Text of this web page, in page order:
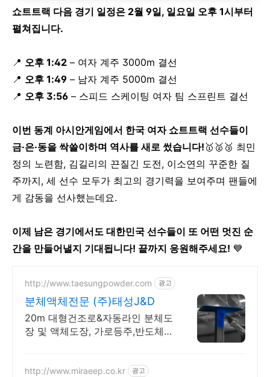
쇼트트랙 다음 경기 일정은 2월 9일, 일요일 오후 1시부터
펼쳐집니다.
📍 오후 1:42 – 여자 계주 3000m 결선
📍 오후 1:49 – 남자 계주 5000m 결선
📍 오후 3:56 – 스피드 스케이팅 여자 팀 스프린트 결선
이번 동계 아시안게임에서 한국 여자 쇼트트랙 선수들이
금·은·동을 싹쓸이하며 역사를 새로 썼습니다! 🥇🥈🥉 최민
정의 노련함, 김길리의 끈질긴 도전, 이소연의 꾸준한 질
주까지, 세 선수 모두가 최고의 경기력을 보여주며 팬들에
게 감동을 선사했는데요.
이제 남은 경기에서도 대한민국 선수들이 또 어떤 멋진 순
간을 만들어낼지 기대됩니다! 끝까지 응원해주세요! 💙
http://www.taesungpowder.com 광고
분체액체전문 (주)태성J&D
20m 대형건조로&자동라인 분체도
장 및 액체도장, 가로등주,반도체
http://www.miraeep.co.kr 광고